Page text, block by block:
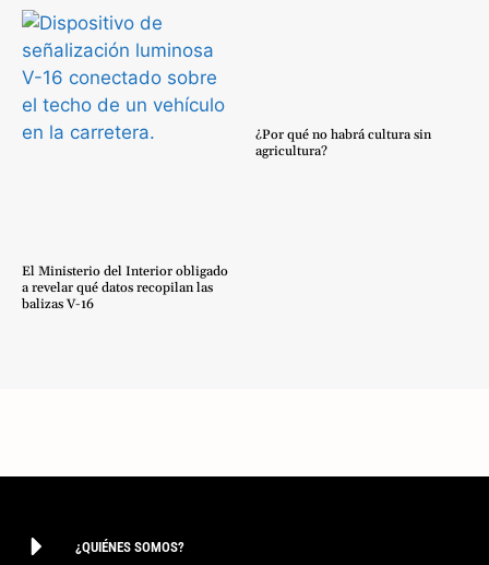
El Ministerio del Interior obligado
a revelar qué datos recopilan las
balizas V-16
¿Por qué no habrá cultura sin
agricultura?
¿QUIÉNES SOMOS?